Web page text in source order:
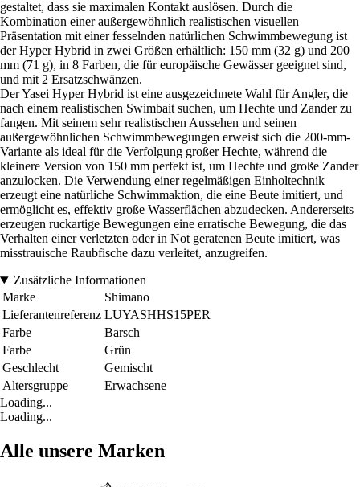
gestaltet, dass sie maximalen Kontakt auslösen. Durch die
Kombination einer außergewöhnlich realistischen visuellen
Präsentation mit einer fesselnden natürlichen Schwimmbewegung ist
der Hyper Hybrid in zwei Größen erhältlich: 150 mm (32 g) und 200
mm (71 g), in 8 Farben, die für europäische Gewässer geeignet sind,
und mit 2 Ersatzschwänzen.
Der Yasei Hyper Hybrid ist eine ausgezeichnete Wahl für Angler, die
nach einem realistischen Swimbait suchen, um Hechte und Zander zu
fangen. Mit seinem sehr realistischen Aussehen und seinen
außergewöhnlichen Schwimmbewegungen erweist sich die 200-mm-
Variante als ideal für die Verfolgung großer Hechte, während die
kleinere Version von 150 mm perfekt ist, um Hechte und große Zander
anzulocken. Die Verwendung einer regelmäßigen Einholtechnik
erzeugt eine natürliche Schwimmaktion, die eine Beute imitiert, und
ermöglicht es, effektiv große Wasserflächen abzudecken. Andererseits
erzeugen ruckartige Bewegungen eine erratische Bewegung, die das
Verhalten einer verletzten oder in Not geratenen Beute imitiert, was
misstrauische Raubfische dazu verleitet, anzugreifen.
Zusätzliche Informationen
Marke
Shimano
Lieferantenreferenz LUYASHHS15PER
Farbe
Barsch
Farbe
Grün
Geschlecht
Gemischt
Altersgruppe
Erwachsene
Loading...
Loading...
Alle unsere Marken